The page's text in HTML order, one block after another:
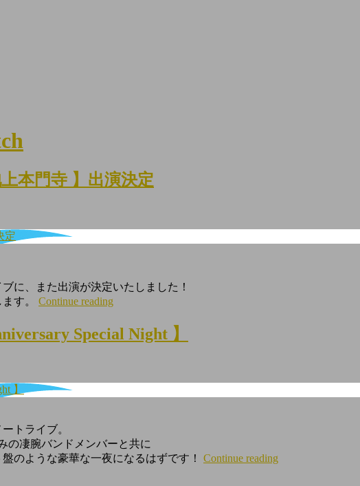
本門寺 】出演決定
定
に、また出演が決定いたしました！
す。 Continue reading
Special Night 】
】
トライブ。
の凄腕バンドメンバーと共に
のような豪華な一夜になるはずです！ Continue reading